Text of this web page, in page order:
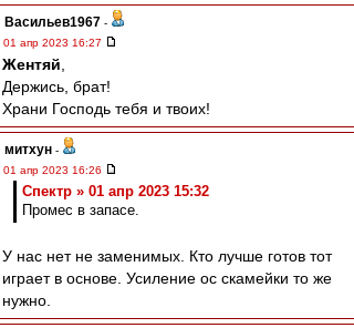
Васильев1967 -
01 апр 2023 16:27
Жентяй
Держись, брат!
Храни Господь тебя и твоих!
митхун -
01 апр 2023 16:26
Спектр » 01 апр 2023 15:32
Промес в запасе.
У нас нет не заменимых. Кто лучше готов тот
играет в основе. Усиление ос скамейки то же
нужно.